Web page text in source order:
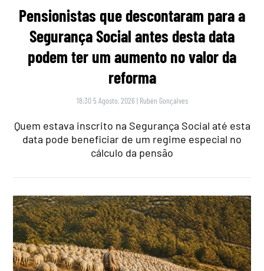
Pensionistas que descontaram para a
Segurança Social antes desta data
podem ter um aumento no valor da
reforma
18:30 5 Agosto, 2026 | Rubén Gonçalves
Quem estava inscrito na Segurança Social até esta
data pode beneficiar de um regime especial no
cálculo da pensão